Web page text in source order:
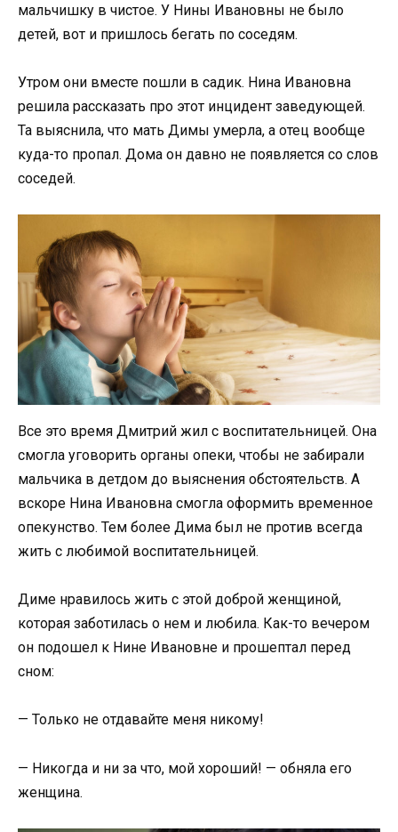
мальчишку в чистое. У Нины Ивановны не было
детей, вот и пришлось бегать по соседям.
Утром они вместе пошли в садик. Нина Ивановна
решила рассказать про этот инцидент заведующей.
Та выяснила, что мать Димы умерла, а отец вообще
куда-то пропал. Дома он давно не появляется со слов
соседей.
Все это время Дмитрий жил с воспитательницей. Она
смогла уговорить органы опеки, чтобы не забирали
мальчика в детдом до выяснения обстоятельств. А
вскоре Нина Ивановна смогла оформить временное
опекунство. Тем более Дима был не против всегда
жить с любимой воспитательницей.
Диме нравилось жить с этой доброй женщиной,
которая заботилась о нем и любила. Как-то вечером
он подошел к Нине Ивановне и прошептал перед
сном:
— Только не отдавайте меня никому!
— Никогда и ни за что, мой хороший! — обняла его
женщина.